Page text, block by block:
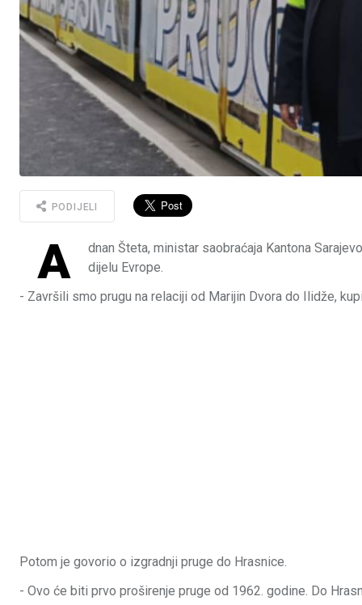
PODIJELI
A
dnan Šteta, ministar saobraćaja Kantona
dijelu Evrope.
- Završili smo prugu na relaciji od Marijin Dvora do Ilidže,
Potom je govorio o izgradnji pruge do Hrasnice.
- Ovo će biti prvo proširenje pruge od 1962. godine. Do